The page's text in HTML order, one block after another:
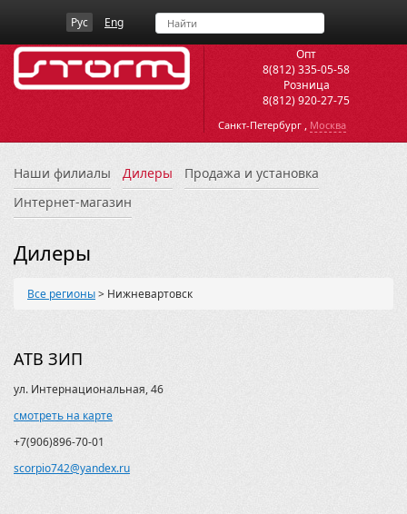
Рус Eng
Опт
8(812) 335-05-58
Розница
8(812) 920-27-75
Санкт-Петербург , Москва
Наши филиалы Дилеры
Продажа и установка
Интернет-магазин
Дилеры
Все регионы> Нижневартовск
АТВ ЗИП
ул. Интернациональная, 46
смотреть на карте
+7(906)896-70-01
scorpio742@yandex.ru